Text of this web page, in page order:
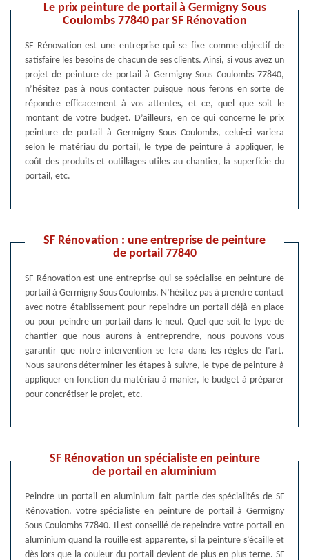
Le prix peinture de portail à Germigny Sous
Coulombs 77840 par SF Rénovation
SF Rénovation est une entreprise qui se fixe comme objectif de
satisfaire les besoins de chacun de ses clients. Ainsi, si vous avez un
projet de peinture de portail à Germigny Sous Coulombs 77840,
n’hésitez pas à nous contacter puisque nous ferons en sorte de
répondre efficacement à vos attentes, et ce, quel que soit le
montant de votre budget. D’ailleurs, en ce qui concerne le prix
peinture de portail à Germigny Sous Coulombs, celui-ci variera
selon le matériau du portail, le type de peinture à appliquer, le
coût des produits et outillages utiles au chantier, la superficie du
portail, etc.
SF Rénovation : une entreprise de peinture
de portail 77840
SF Rénovation est une entreprise qui se spécialise en peinture de
portail à Germigny Sous Coulombs. N’hésitez pas à prendre contact
avec notre établissement pour repeindre un portail déjà en place
ou pour peindre un portail dans le neuf. Quel que soit le type de
chantier que nous aurons à entreprendre, nous pouvons vous
garantir que notre intervention se fera dans les règles de l’art.
Nous saurons déterminer les étapes à suivre, le type de peinture à
appliquer en fonction du matériau à manier, le budget à préparer
pour concrétiser le projet, etc.
SF Rénovation un spécialiste en peinture
de portail en aluminium
Peindre un portail en aluminium fait partie des spécialités de SF
Rénovation, votre spécialiste en peinture de portail à Germigny
Sous Coulombs 77840. Il est conseillé de repeindre votre portail en
aluminium quand la rouille est apparente, si la peinture s’écaille et
dès lors que la couleur du portail devient de plus en plus terne. SF